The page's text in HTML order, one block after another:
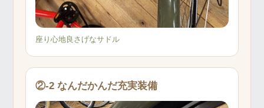
座り心地良さげなサドル
②-2 なんだかんだ充実装備